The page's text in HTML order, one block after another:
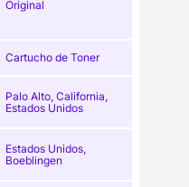
Original
Cartucho de Toner
Palo Alto, California,
Estados Unidos
Estados Unidos,
Boeblingen